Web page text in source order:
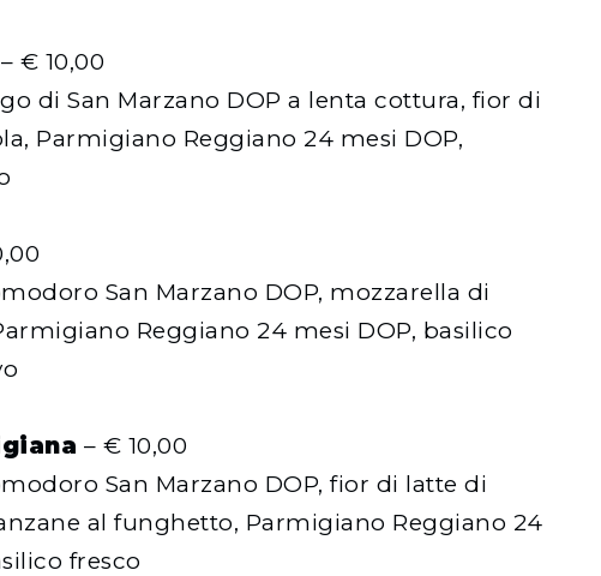
– € 10,00
di San Marzano DOP a lenta cottura, fior di
Parmigiano Reggiano 24 mesi DOP,
San Marzano DOP, mozzarella di
Reggiano 24 mesi DOP, basilico
– € 10,00
San Marzano DOP, fior di latte di
al funghetto, Parmigiano Reggiano 24
fresco